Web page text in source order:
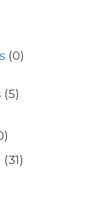
(0)
(5)
(31)